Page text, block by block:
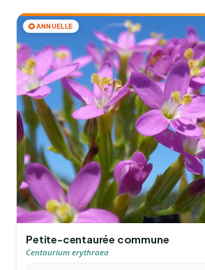
🌻ANNUELLE
Petite-centaurée commune
Centaurium erythraea